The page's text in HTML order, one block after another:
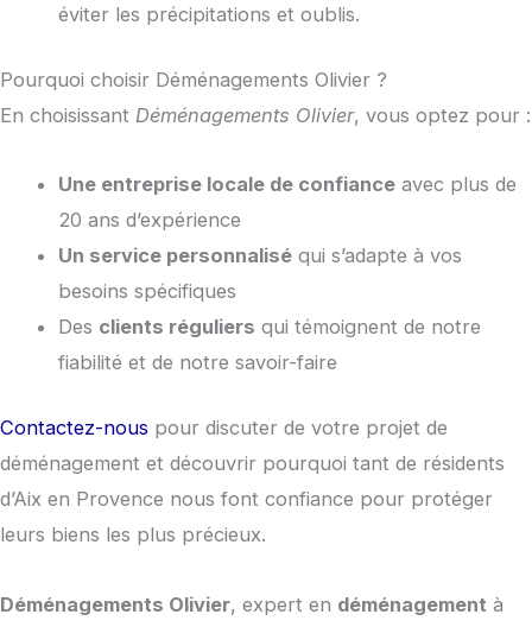
éviter les précipitations et oublis.
Pourquoi choisir Déménagements Olivier ?
En choisissant Déménagements Olivier, vous optez pour :
Une entreprise locale de confiance avec plus de
20 ans d’expérience
Un service personnalisé qui s’adapte à vos
besoins spécifiques
Des clients réguliers qui témoignent de notre
fiabilité et de notre savoir-faire
Contactez-nous pour discuter de votre projet de
déménagement et découvrir pourquoi tant de résidents
d’Aix en Provence nous font confiance pour protéger
leurs biens les plus précieux.
Déménagements Olivier, expert en déménagement à